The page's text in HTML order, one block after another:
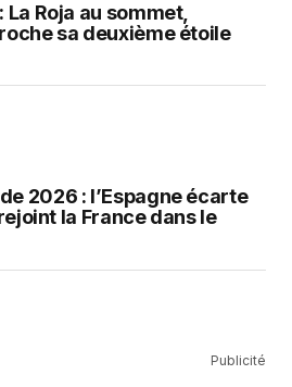
Roja au sommet,
sa deuxième étoile
2026 : l’Espagne écarte
la France dans le
Publicité